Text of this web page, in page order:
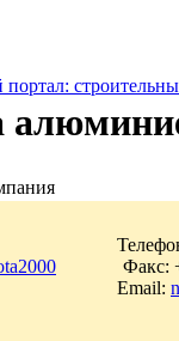
Факс:
Email: